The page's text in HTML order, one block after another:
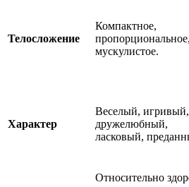
Телосложение
Компактное,
пропорциональное,
мускулистое.
Характер
Веселый, игривый,
дружелюбный,
ласковый,
Относительно